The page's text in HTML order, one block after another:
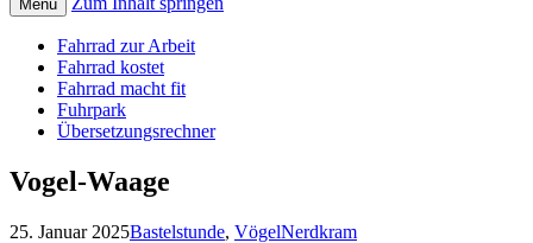
Menü
Fahrrad zur Arbeit
Fahrrad kostet
Fahrrad macht fit
Fuhrpark
Übersetzungsrechner
Vogel-Waage
25. Januar 2025Bastelstunde, VögelNerdkram